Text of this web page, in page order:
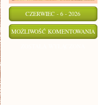
CZERWIEC - 6 - 2026
MOŻLIWOŚĆ KOMENTOWANIA